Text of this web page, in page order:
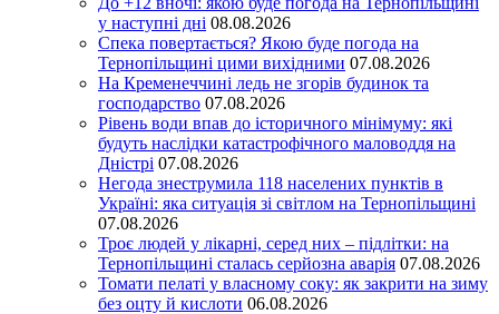
у наступні дні 08.08.2026
Спека повертається? Якою буде погода на
Тернопільщині цими вихідними 07.08.2026
На Кременеччині ледь не згорів будинок та
господарство 07.08.2026
Рівень води впав до історичного мінімуму: які
будуть наслідки катастрофічного маловоддя на
Дністрі 07.08.2026
Негода знеструмила 118 населених пунктів в
Україні: яка ситуація зі світлом на Тернопільщині
07.08.2026
Троє людей у лікарні, серед них – підлітки: на
Тернопільщині сталась серйозна аварія 07.08.2026
Томати пелаті у власному соку: як закрити на зиму
без оцту й кислоти 06.08.2026